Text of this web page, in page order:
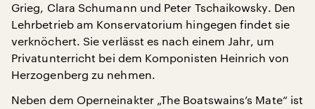
Grieg, Clara Schumann und Peter Tschaikowsky. Den
Lehrbetrieb am Konservatorium hingegen findet sie
verknöchert. Sie verlässt es nach einem Jahr, um
Privatunterricht bei dem Komponisten Heinrich von
Herzogenberg zu nehmen.
Neben dem Operneinakter „The Boatswains’s Mate“ ist